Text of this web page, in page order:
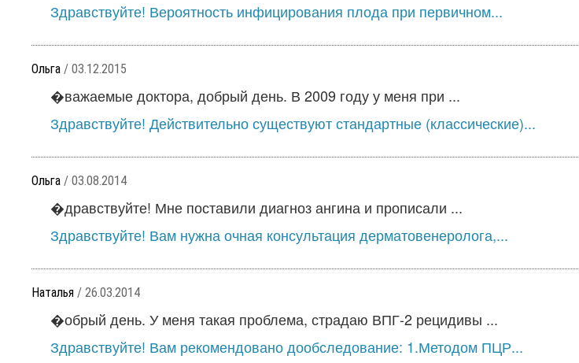
Здравствуйте! Вероятность инфицирования плода при первичном...
Ольга / 03.12.2015
�важаемые доктора, добрый день. В 2009 году у меня при ...
Здравствуйте! Действительно существуют стандартные (классические)...
Ольга / 03.08.2014
�дравствуйте! Мне поставили диагноз ангина и прописали ...
Здравствуйте! Вам нужна очная консультация дерматовенеролога,...
Наталья / 26.03.2014
�обрый день. У меня такая проблема, страдаю ВПГ-2 рецидивы ...
Здравствуйте! Вам рекомендовано дообследование: 1.Методом ПЦР...